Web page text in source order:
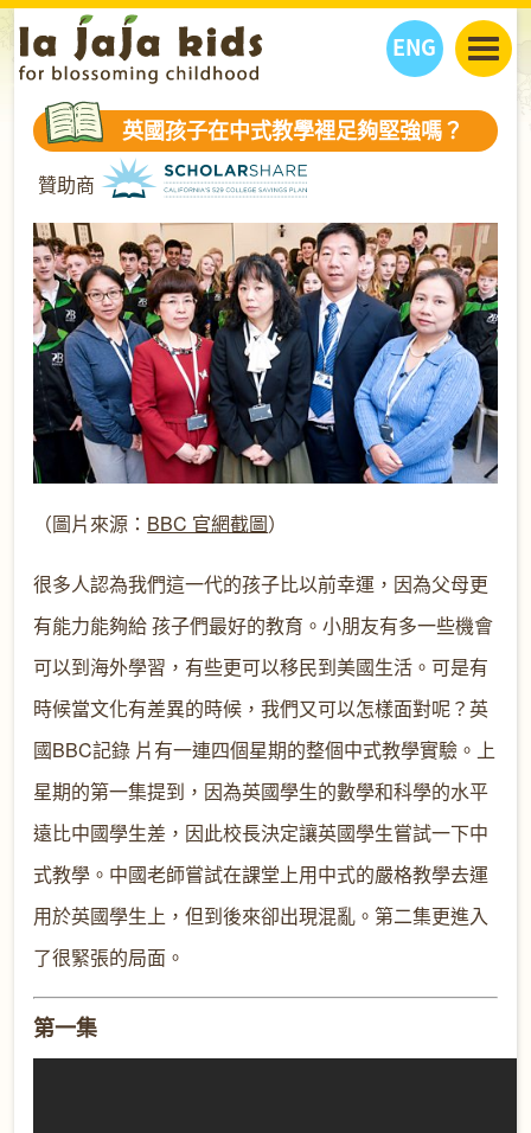
ENG
丫丫看天下
丫丫部落格
人物專題
親子日曆
親子好去處
丫丫之選
學習成長路
關於我們
我們的故事
聯絡
丫丫夥伴 + 友情連接
購物
英國孩子在中式教學裡足夠堅強嗎？
贊助商
（圖片來源： BBC 官網截圖）
很多人認為我們這一代的孩子比以前幸運，因為父母更
有能力能夠給 孩子們最好的教育。小朋友有多一些機會
可以到海外學習，有些更可以移民到美國生活。可是有
時候當文化有差異的時候，我們又可以怎樣面對呢？英
國BBC記錄 片有一連四個星期的整個中式教學實驗。上
星期的第一集提到，因為英國學生的數學和科學的水平
遠比中國學生差，因此校長決定讓英國學生嘗試一下中
式教學。中國老師嘗試在課堂上用中式的嚴格教學去運
用於英國學生上，但到後來卻出現混亂。第二集更進入
了很緊張的局面。
第一集